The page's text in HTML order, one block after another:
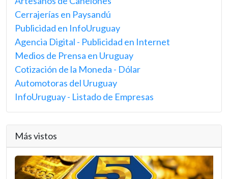
Cerrajerías en Paysandú
Publicidad en InfoUruguay
Agencia Digital - Publicidad en Internet
Medios de Prensa en Uruguay
Cotización de la Moneda - Dólar
Automotoras del Uruguay
InfoUruguay - Listado de Empresas
Más vistos